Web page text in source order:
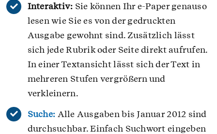
Interaktiv: Sie können Ihr e-Paper genauso
lesen wie Sie es von der gedruckten
Ausgabe gewohnt sind. Zusätzlich lässt
sich jede Rubrik oder Seite direkt aufrufen.
In einer Textansicht lässt sich der Text in
mehreren Stufen vergrößern und
verkleinern.
Suche: Alle Ausgaben bis Januar 2012 sind
durchsuchbar. Einfach Suchwort eingeben